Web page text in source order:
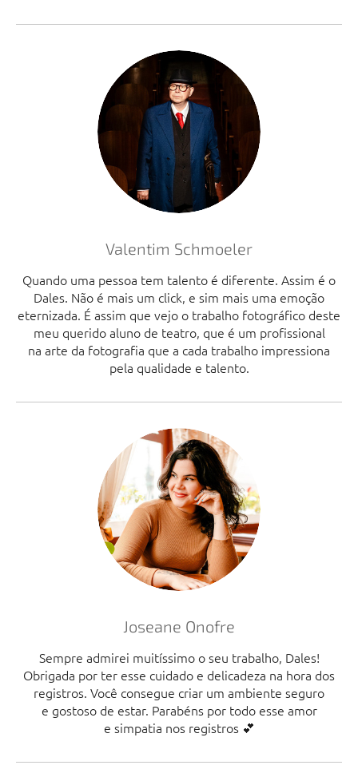
Valentim Schmoeler
Quando uma pessoa tem talento é diferente. Assim é o
Dales. Não é mais um click, e sim mais uma emoção
eternizada. É assim que vejo o trabalho fotográfico deste
meu querido aluno de teatro, que é um profissional
na arte da fotografia que a cada trabalho impressiona
pela qualidade e talento.
Joseane Onofre
Sempre admirei muitíssimo o seu trabalho, Dales!
Obrigada por ter esse cuidado e delicadeza na hora dos
registros. Você consegue criar um ambiente seguro
e gostoso de estar. Parabéns por todo esse amor
e simpatia nos registros 💕